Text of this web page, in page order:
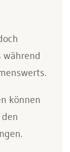
während
können